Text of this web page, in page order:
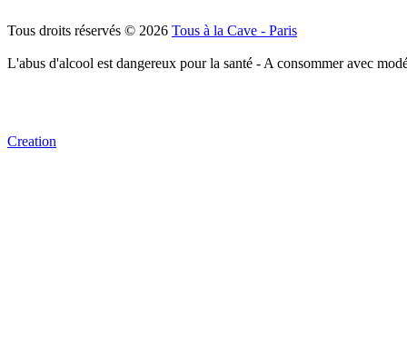
Tous droits réservés © 2026 Tous à la Cave - Paris
L'abus d'alcool est dangereux pour la santé - A consommer avec
Creation